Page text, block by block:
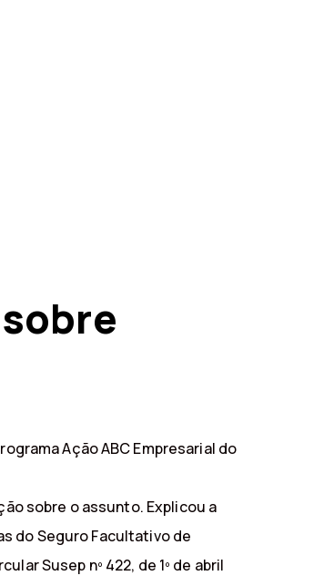
Ação ABC Empresarial do
sobre o assunto. Explicou a
do Seguro Facultativo de
Susep nº 422, de 1º de abril